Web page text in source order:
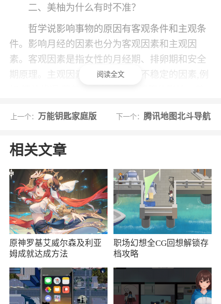
二、美柚为什么有时不准？
哲学说影响事物的原因有客观条件和主观条
件。影响月经的因素也分为客观因素和主观因
素。客观因素是指女性的月经期、排卵期和安全
期原理。主观因素是指影响月经不稳定的因素,例
1.【关爱不同阶段】开启月经、备孕、怀
孕、育儿四大模式；
2.【记录月经期】只要简单记录月经期日，
自动计算月经期、排卵期、减肥美容丰胸时间；
3.【柚币商城】我们每天抽各种奖品的机会
有四次，比如品牌手机、小家电、进口零食。
Dior、GUCCI让我们交换礼物；
4.【减肥美容小贴士】根据个人身高提供月
经期等信息，为我们量身定制个性化的减肥美容
阅读全文
上一个： 万能钥匙家庭版 下一个： 腾讯地图北斗导航
相关文章
原神罗基艾威尔森及利亚
姆成就达成方法
职场幻想全CG回想解锁存
档攻略